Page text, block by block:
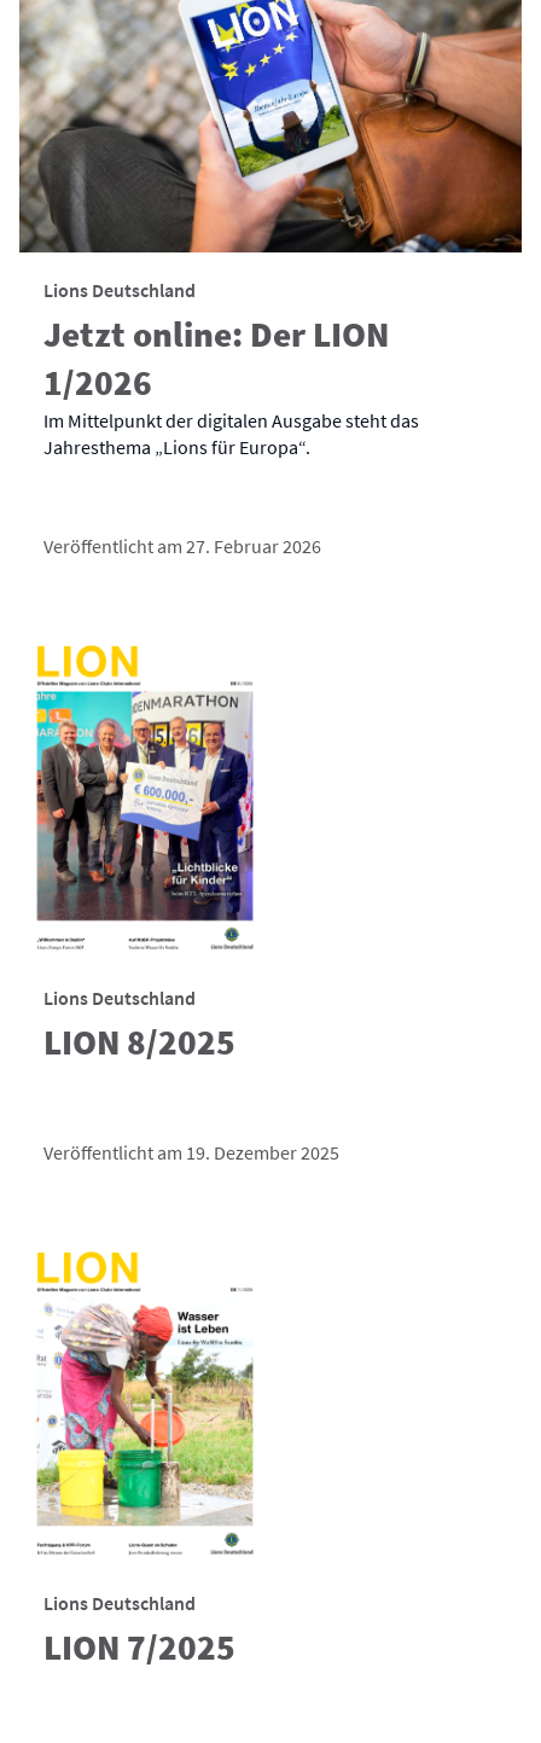
Lions Deutschland
Jetzt online: Der LION
1/2026
Im Mittelpunkt der digitalen Ausgabe steht das
Jahresthema „Lions für Europa“.
Veröffentlicht am 27. Februar 2026
Lions Deutschland
LION 8/2025
Veröffentlicht am 19. Dezember 2025
Lions Deutschland
LION 7/2025